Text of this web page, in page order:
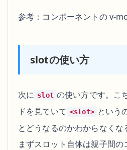
const changeFn3 = ( event
< template
        <
input :value=
        <
input :value=
参考： コンポーネントの v-
slotの使い方
次に slot の使い方です。こ
ドを見ていて <slot> という
とどうなるのかわからなくな
まずスロット自体は親子間の